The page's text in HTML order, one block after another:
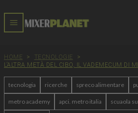
HOME > TECNOLOGIE
>
L’ALTRA METÀ DEL CIBO, IL VADEMECUM DI
tecnologia ricerche spreco alimentare
metro academy apci. metro italia scuaola